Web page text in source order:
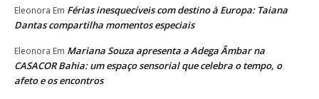
Eleonora Em Férias inesquecíveis com destino à Europa: Taiana
Dantas compartilha momentos especiais
Eleonora Em Mariana Souza apresenta a Adega Âmbar na
CASACOR Bahia: um espaço sensorial que celebra o tempo, o
afeto e os encontros